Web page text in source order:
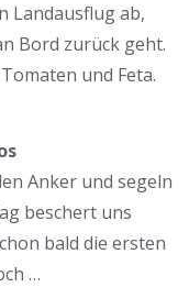
Landausflug ab,
Bord zurück geht.
und Feta.
Anker und segeln
beschert uns
bald die ersten
…